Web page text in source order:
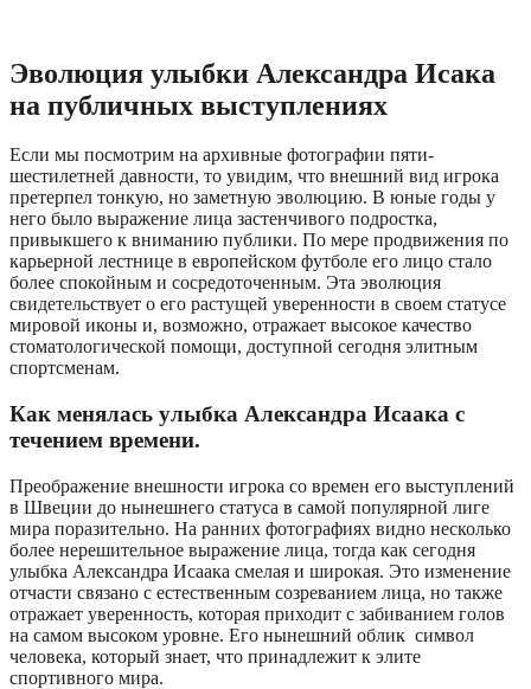
Эволюция улыбки Александра Исака
на публичных выступлениях
Если мы посмотрим на архивные фотографии пяти-
шестилетней давности, то увидим, что внешний вид игрока
претерпел тонкую, но заметную эволюцию. В юные годы у
него было выражение лица застенчивого подростка,
привыкшего к вниманию публики. По мере продвижения по
карьерной лестнице в европейском футболе его лицо стало
более спокойным и сосредоточенным. Эта эволюция
свидетельствует о его растущей уверенности в своем статусе
мировой иконы и, возможно, отражает высокое качество
стоматологической помощи, доступной сегодня элитным
спортсменам.
Как менялась улыбка Александра Исаака с
течением времени.
Преображение внешности игрока со времен его выступлений
в Швеции до нынешнего статуса в самой популярной лиге
мира поразительно. На ранних фотографиях видно несколько
более нерешительное выражение лица, тогда как сегодня
улыбка Александра Исаака смелая и широкая. Это изменение
отчасти связано с естественным созреванием лица, но также
отражает уверенность, которая приходит с забиванием голов
на самом высоком уровне. Его нынешний облик символ
человека, который знает, что принадлежит к элите
спортивного мира.